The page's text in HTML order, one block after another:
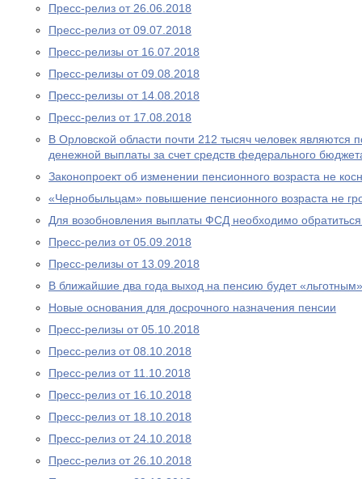
Пресс-релиз от 26.06.2018
Пресс-релиз от 09.07.2018
Пресс-релизы от 16.07.2018
Пресс-релизы от 09.08.2018
Пресс-релизы от 14.08.2018
Пресс-релиз от 17.08.2018
В Орловской области почти 212 тысяч человек являются
денежной выплаты за счет средств федерального
Законопроект об изменении пенсионного возраста не
«Чернобыльцам» повышение пенсионного возраста не
Для возобновления выплаты ФСД необходимо
Пресс-релиз от 05.09.2018
Пресс-релизы от 13.09.2018
В ближайшие два года выход на пенсию будет «льготным»
Новые основания для досрочного назначения пенсии
Пресс-релизы от 05.10.2018
Пресс-релиз от 08.10.2018
Пресс-релиз от 11.10.2018
Пресс-релиз от 16.10.2018
Пресс-релиз от 18.10.2018
Пресс-релиз от 24.10.2018
Пресс-релиз от 26.10.2018